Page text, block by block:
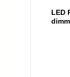
LED